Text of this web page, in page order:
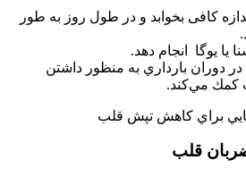
کافی بخوابد و در طول روز به طور
یا یوگا انجام دهد.
دوران بارداري به منظور داشتن
كمك مي‌كند.
ضربان قلب